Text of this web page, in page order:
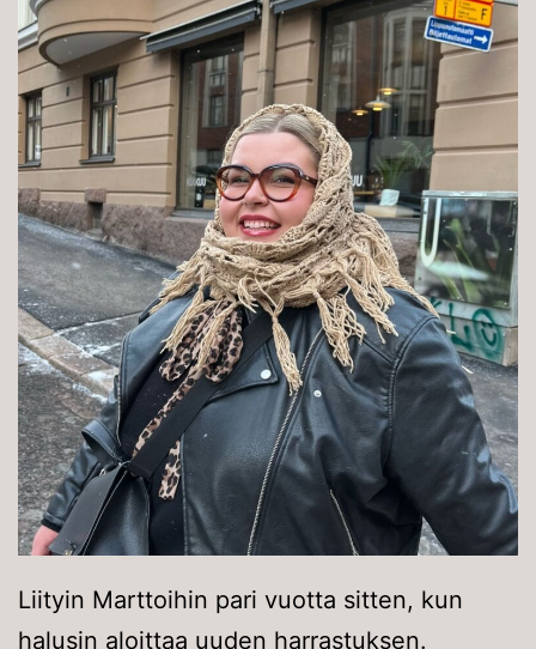
Liityin Marttoihin pari vuotta sitten, kun
halusin aloittaa uuden harrastuksen.